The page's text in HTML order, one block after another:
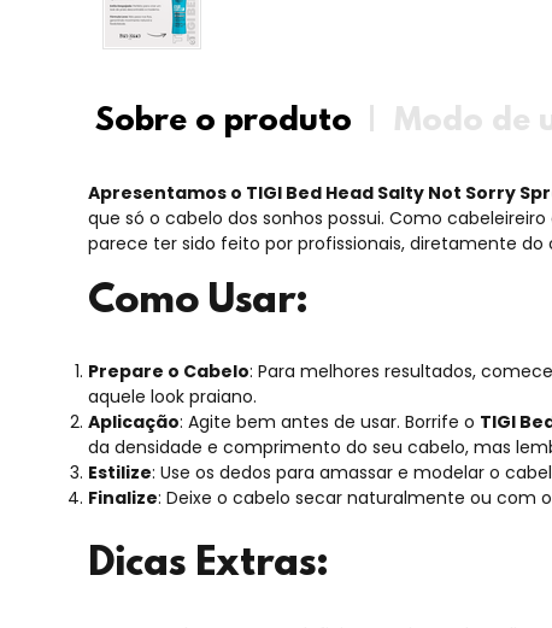
Sobre o produto Modo de
Apresentamos o TIGI Bed Head Salty Not Sorry
que só o cabelo dos sonhos possui. Como
parece ter sido feito por profissionais, diretamente do
Como Usar:
Prepare o Cabelo: Para melhores resultados,
aquele look praiano.
Aplicação: Agite bem antes de usar. Borrife o TIGI
da densidade e comprimento do seu cabelo, mas
Estilize: Use os dedos para amassar e modelar o
Finalize: Deixe o cabelo secar naturalmente ou com
Dicas Extras: